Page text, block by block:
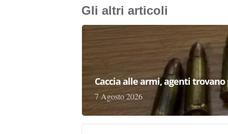
Gli altri articoli
Caccia alle armi, agenti
7 Agosto 2026